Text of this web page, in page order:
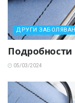
ДРУГИ
Подробности
05/03/2024